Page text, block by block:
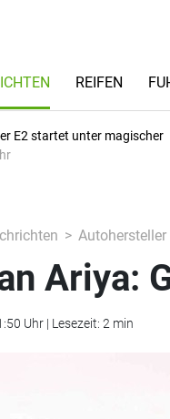
REIFEN
E2 startet unter magischer
Autohersteller
Ariya:
Uhr | Lesezeit: 2 min